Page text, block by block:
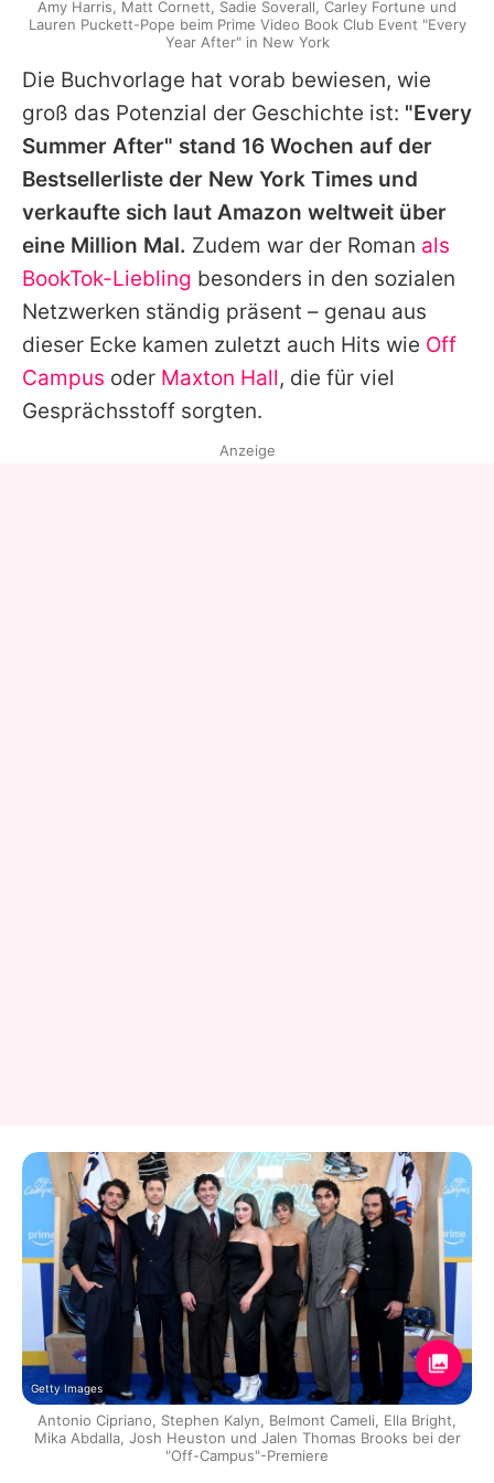
Die Buchvorlage hat vorab bewiesen, wie
groß das Potenzial der Geschichte ist: "Every
Summer After" stand 16 Wochen auf der
Bestsellerliste der New York Times und
verkaufte sich laut Amazon weltweit über
eine Million Mal. Zudem war der Roman als
BookTok-Liebling besonders in den sozialen
Netzwerken ständig präsent – genau aus
dieser Ecke kamen zuletzt auch Hits wie Off
Campus oder Maxton Hall, die für viel
Gesprächsstoff sorgten.
Amy Harris, Matt Cornett, Sadie Soverall, Carley Fortune und
Lauren Puckett-Pope beim Prime Video Book Club Event "Every
Year After" in New York
Anzeige
Getty Images
Antonio Cipriano, Stephen Kalyn, Belmont Cameli, Ella Bright,
Mika Abdalla, Josh Heuston und Jalen Thomas Brooks bei der
"Off-Campus"-Premiere